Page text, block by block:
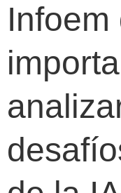
Infoem